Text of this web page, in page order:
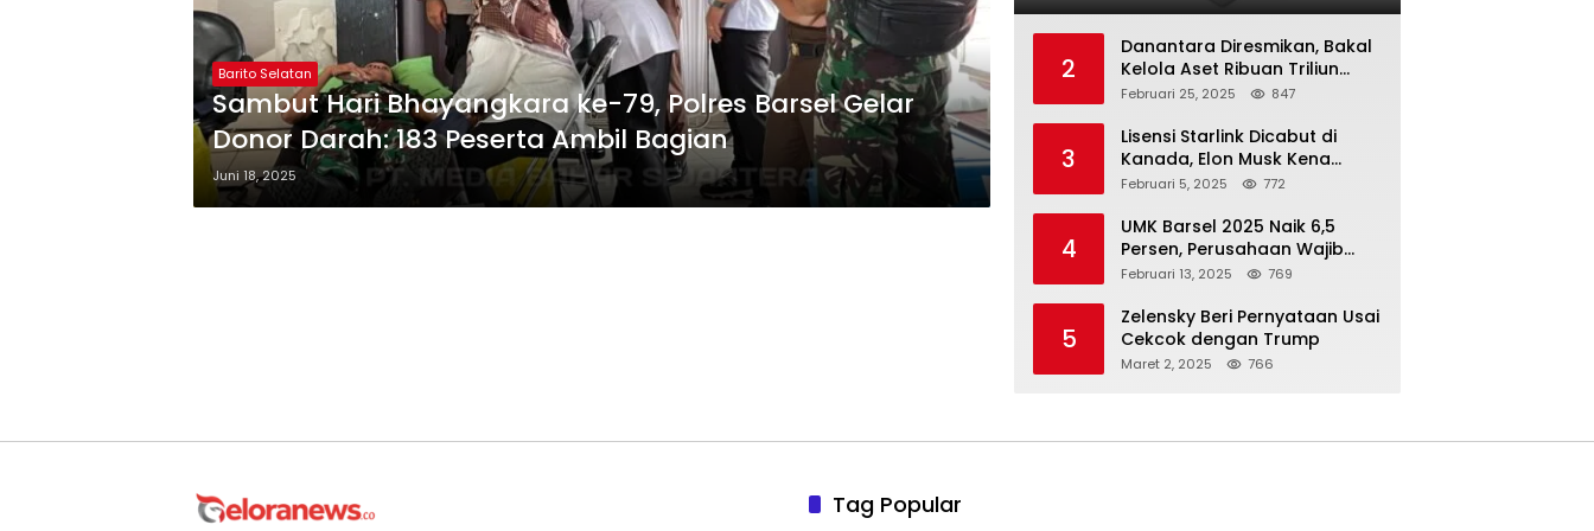
Barito Selatan
Sambut Hari Bhayangkara ke-79, Polres Barsel Gelar
Donor Darah: 183 Peserta Ambil Bagian
Juni 18, 2025
2
Danantara Diresmikan, Bakal
Kelola Aset Ribuan Triliun
Rupiah dari 7 BUMN
Februari 25, 2025 847
3
Lisensi Starlink Dicabut di
Kanada, Elon Musk Kena
Imbas ‘Perang Dagang’
Februari 5, 2025 772
4
UMK Barsel 2025 Naik 6,5
Persen, Perusahaan Wajib
Taat
Februari 13, 2025 769
5
Zelensky Beri Pernyataan Usai
Cekcok dengan Trump
Maret 2, 2025 766
Tag Popular